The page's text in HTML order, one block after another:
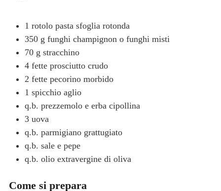
1 rotolo pasta sfoglia rotonda
350 g funghi champignon o funghi misti
70 g stracchino
4 fette prosciutto crudo
2 fette pecorino morbido
1 spicchio aglio
q.b. prezzemolo e erba cipollina
3 uova
q.b. parmigiano grattugiato
q.b. sale e pepe
q.b. olio extravergine di oliva
Come si prepara